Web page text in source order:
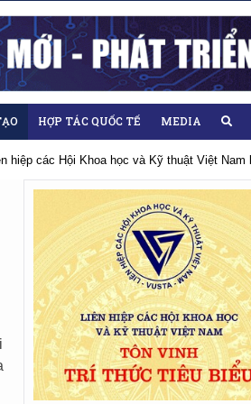
HỢP TÁC QUỐC TẾ MEDIA
hiệp các Hội Khoa học và Kỹ thuật Việt